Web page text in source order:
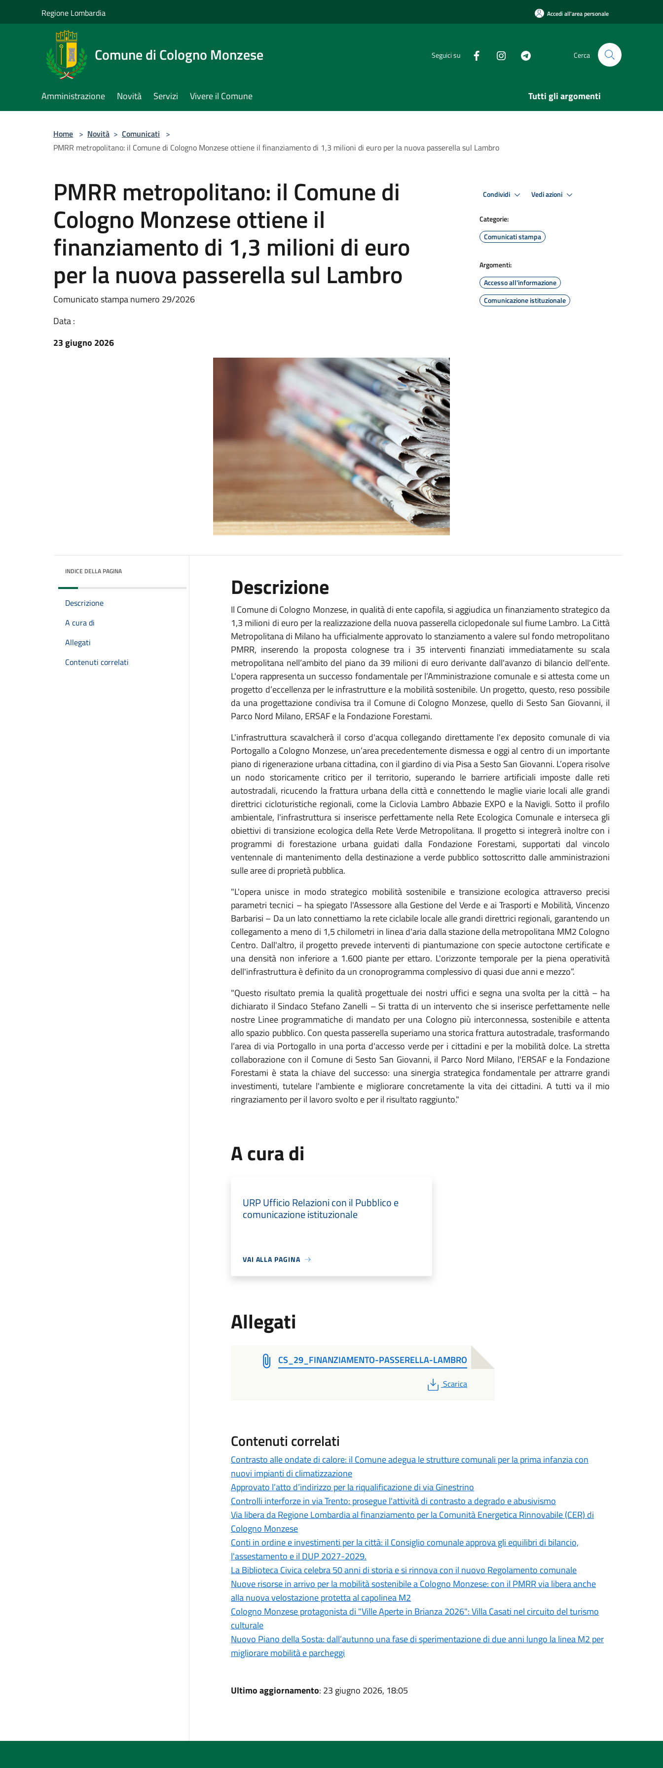
Regione Lombardia Accedi all'area personale
Comune di Cologno Monzese Seguici su Cerca
Amministrazione Novità Servizi Vivere il Comune Tutti gli argomenti
Home > Novità > Comunicati >
PMRR metropolitano: il Comune di Cologno Monzese ottiene il finanziamento di 1,3 milioni di euro per la nuova passerella sul Lambro
PMRR metropolitano: il Comune di
Cologno Monzese ottiene il
finanziamento di 1,3 milioni di euro
per la nuova passerella sul Lambro
Comunicato stampa numero 29/2026
Data :
23 giugno 2026
Condividi Vedi azioni
Categorie:
Comunicati stampa
Argomenti:
Accesso all'informazione
Comunicazione istituzionale
INDICE DELLA PAGINA
Descrizione
A cura di
Allegati
Contenuti correlati
Descrizione
Il Comune di Cologno Monzese, in qualità di ente capofila, si aggiudica un finanziamento strategico da
1,3 milioni di euro per la realizzazione della nuova passerella ciclopedonale sul fiume Lambro. La Città
Metropolitana di Milano ha ufficialmente approvato lo stanziamento a valere sul fondo metropolitano
PMRR, inserendo la proposta colognese tra i 35 interventi finanziati immediatamente su scala
metropolitana nell’ambito del piano da 39 milioni di euro derivante dall'avanzo di bilancio dell'ente.
L'opera rappresenta un successo fondamentale per l’Amministrazione comunale e si attesta come un
progetto d’eccellenza per le infrastrutture e la mobilità sostenibile. Un progetto, questo, reso possibile
da una progettazione condivisa tra il Comune di Cologno Monzese, quello di Sesto San Giovanni, il
Parco Nord Milano, ERSAF e la Fondazione Forestami.
L'infrastruttura scavalcherà il corso d'acqua collegando direttamente l'ex deposito comunale di via
Portogallo a Cologno Monzese, un’area precedentemente dismessa e oggi al centro di un importante
piano di rigenerazione urbana cittadina, con il giardino di via Pisa a Sesto San Giovanni. L’opera risolve
un nodo storicamente critico per il territorio, superando le barriere artificiali imposte dalle reti
autostradali, ricucendo la frattura urbana della città e connettendo le maglie viarie locali alle grandi
direttrici cicloturistiche regionali, come la Ciclovia Lambro Abbazie EXPO e la Navigli. Sotto il profilo
ambientale, l'infrastruttura si inserisce perfettamente nella Rete Ecologica Comunale e interseca gli
obiettivi di transizione ecologica della Rete Verde Metropolitana. Il progetto si integrerà inoltre con i
programmi di forestazione urbana guidati dalla Fondazione Forestami, supportati dal vincolo
ventennale di mantenimento della destinazione a verde pubblico sottoscritto dalle amministrazioni
sulle aree di proprietà pubblica.
"L'opera unisce in modo strategico mobilità sostenibile e transizione ecologica attraverso precisi
parametri tecnici – ha spiegato l'Assessore alla Gestione del Verde e ai Trasporti e Mobilità, Vincenzo
Barbarisi – Da un lato connettiamo la rete ciclabile locale alle grandi direttrici regionali, garantendo un
collegamento a meno di 1,5 chilometri in linea d'aria dalla stazione della metropolitana MM2 Cologno
Centro. Dall'altro, il progetto prevede interventi di piantumazione con specie autoctone certificate e
una densità non inferiore a 1.600 piante per ettaro. L'orizzonte temporale per la piena operatività
dell'infrastruttura è definito da un cronoprogramma complessivo di quasi due anni e mezzo”.
"Questo risultato premia la qualità progettuale dei nostri uffici e segna una svolta per la città – ha
dichiarato il Sindaco Stefano Zanelli – Si tratta di un intervento che si inserisce perfettamente nelle
nostre Linee programmatiche di mandato per una Cologno più interconnessa, sostenibile e attenta
allo spazio pubblico. Con questa passerella superiamo una storica frattura autostradale, trasformando
l’area di via Portogallo in una porta d'accesso verde per i cittadini e per la mobilità dolce. La stretta
collaborazione con il Comune di Sesto San Giovanni, il Parco Nord Milano, l'ERSAF e la Fondazione
Forestami è stata la chiave del successo: una sinergia strategica fondamentale per attrarre grandi
investimenti, tutelare l'ambiente e migliorare concretamente la vita dei cittadini. A tutti va il mio
ringraziamento per il lavoro svolto e per il risultato raggiunto."
A cura di
URP Ufficio Relazioni con il Pubblico e
comunicazione istituzionale
VAI ALLA PAGINA
Allegati
CS_29_FINANZIAMENTO-PASSERELLA-LAMBRO
PDF
Scarica
Contenuti correlati
Contrasto alle ondate di calore: il Comune adegua le strutture comunali per la prima infanzia con
nuovi impianti di climatizzazione
Approvato l’atto d’indirizzo per la riqualificazione di via Ginestrino
Controlli interforze in via Trento: prosegue l'attività di contrasto a degrado e abusivismo
Via libera da Regione Lombardia al finanziamento per la Comunità Energetica Rinnovabile (CER) di
Cologno Monzese
Conti in ordine e investimenti per la città: il Consiglio comunale approva gli equilibri di bilancio,
l'assestamento e il DUP 2027-2029.
La Biblioteca Civica celebra 50 anni di storia e si rinnova con il nuovo Regolamento comunale
Nuove risorse in arrivo per la mobilità sostenibile a Cologno Monzese: con il PMRR via libera anche
alla nuova velostazione protetta al capolinea M2
Cologno Monzese protagonista di "Ville Aperte in Brianza 2026": Villa Casati nel circuito del turismo
culturale
Nuovo Piano della Sosta: dall’autunno una fase di sperimentazione di due anni lungo la linea M2 per
migliorare mobilità e parcheggi
Ultimo aggiornamento: 23 giugno 2026, 18:05